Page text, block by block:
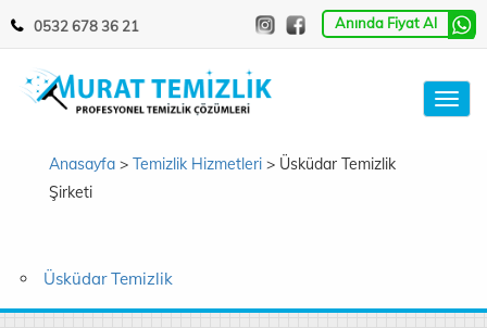
0532 678 36 21 Anında Fiyat Al
Anasayfa > Temizlik Hizmetleri > Üsküdar Temizlik
Şirketi
Üsküdar Temizlik